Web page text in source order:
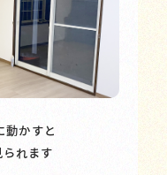
動かすと
れます